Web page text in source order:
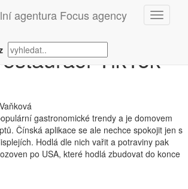
vlastní
TikTok
gastronomické trendy a je domovem
Čínská aplikace se ale nechce spokojit jen s
Hodlá dle nich vařit a potraviny pak
po USA, které hodlá zbudovat do konce